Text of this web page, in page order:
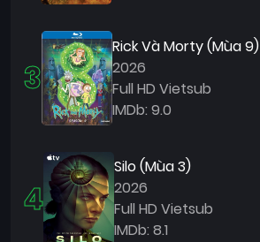
3
Rick Và Morty (Mùa 9)
2026
Full HD Vietsub
IMDb: 9.0
4
Silo (Mùa 3)
2026
Full HD Vietsub
IMDb: 8.1